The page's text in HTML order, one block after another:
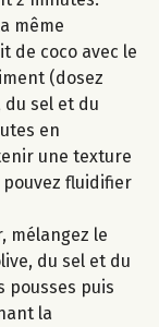
même
de coco avec le
(dosez
sel et du
en
une texture
pouvez fluidifier
mélangez le
du sel et du
pousses puis
la